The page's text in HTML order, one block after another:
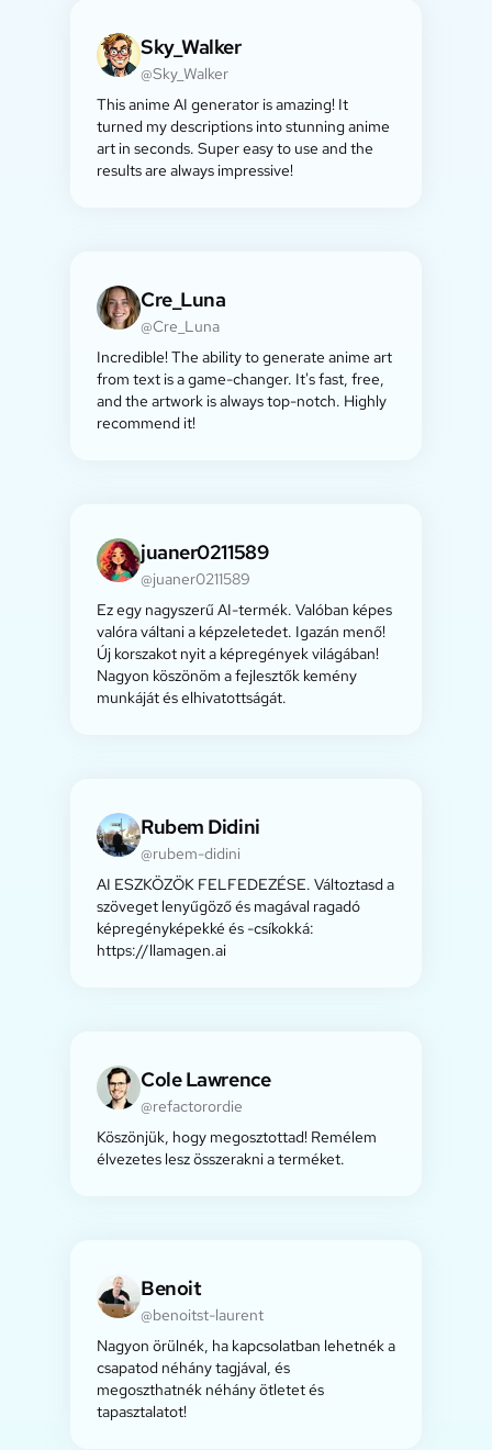
Sky_Walker
@Sky_Walker
This anime AI generator is amazing! It
turned my descriptions into stunning anime
art in seconds. Super easy to use and the
results are always impressive!
Cre_Luna
@Cre_Luna
Incredible! The ability to generate anime art
from text is a game-changer. It's fast, free,
and the artwork is always top-notch. Highly
recommend it!
juaner0211589
@juaner0211589
Ez egy nagyszerű AI-termék. Valóban képes
valóra váltani a képzeletedet. Igazán menő!
Új korszakot nyit a képregények világában!
Nagyon köszönöm a fejlesztők kemény
munkáját és elhivatottságát.
Rubem Didini
@rubem-didini
AI ESZKÖZÖK FELFEDEZÉSE. Változtasd a
szöveget lenyűgöző és magával ragadó
képregényképekké és -csíkokká:
https://llamagen.ai
Cole Lawrence
@refactorordie
Köszönjük, hogy megosztottad! Remélem
élvezetes lesz összerakni a terméket.
Benoit
@benoitst-laurent
Nagyon örülnék, ha kapcsolatban lehetnék a
csapatod néhány tagjával, és
megoszthatnék néhány ötletet és
tapasztalatot!